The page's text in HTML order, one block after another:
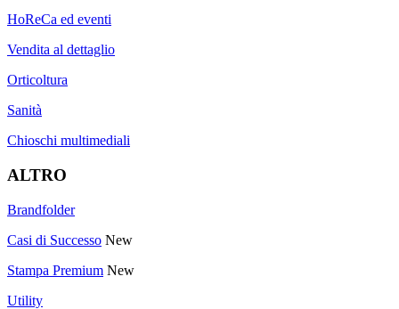
HoReCa ed eventi
Vendita al dettaglio
Orticoltura
Sanità
Chioschi multimediali
ALTRO
Brandfolder
Casi di Successo New
Stampa Premium New
Utility